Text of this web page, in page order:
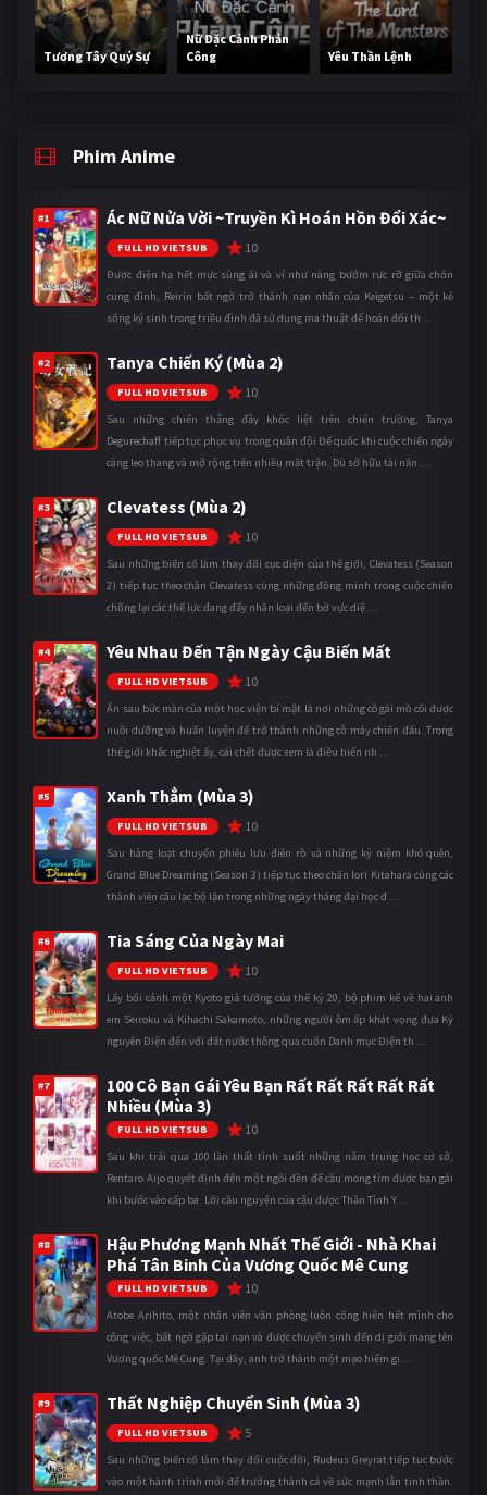
Tương Tây Quỷ Sự
Nữ Đặc Cảnh Phản
Công
Yêu Thần Lệnh
Phim Anime
#1 Ác Nữ Nửa Vời ~Truyền Kì Hoán Hồn Đổi Xác~
FULL HD VIETSUB 10
Được điện hạ hết mực sủng ái và ví như nàng bướm rực rỡ giữa chốn
cung đình, Reirin bất ngờ trở thành nạn nhân của Keigetsu – một kẻ
sống ký sinh trong triều đình đã sử dụng ma thuật để hoán đổi th ...
#2 Tanya Chiến Ký (Mùa 2)
FULL HD VIETSUB 10
Sau những chiến thắng đầy khốc liệt trên chiến trường, Tanya
Degurechaff tiếp tục phục vụ trong quân đội Đế quốc khi cuộc chiến ngày
càng leo thang và mở rộng trên nhiều mặt trận. Dù sở hữu tài năn ...
#3 Clevatess (Mùa 2)
FULL HD VIETSUB 10
Sau những biến cố làm thay đổi cục diện của thế giới, Clevatess (Season
2) tiếp tục theo chân Clevatess cùng những đồng minh trong cuộc chiến
chống lại các thế lực đang đẩy nhân loại đến bờ vực diệ ...
#4 Yêu Nhau Đến Tận Ngày Cậu Biến Mất
FULL HD VIETSUB 10
Ẩn sau bức màn của một học viện bí mật là nơi những cô gái mồ côi được
nuôi dưỡng và huấn luyện để trở thành những cỗ máy chiến đấu. Trong
thế giới khắc nghiệt ấy, cái chết được xem là điều hiển nh ...
#5 Xanh Thẳm (Mùa 3)
FULL HD VIETSUB 10
Sau hàng loạt chuyến phiêu lưu điên rồ và những kỷ niệm khó quên,
Grand Blue Dreaming (Season 3) tiếp tục theo chân Iori Kitahara cùng các
thành viên câu lạc bộ lặn trong những ngày tháng đại học đ ...
#6 Tia Sáng Của Ngày Mai
FULL HD VIETSUB 10
Lấy bối cảnh một Kyoto giả tưởng của thế kỷ 20, bộ phim kể về hai anh
em Seiroku và Kihachi Sakamoto, những người ôm ấp khát vọng đưa Kỷ
nguyên Điện đến với đất nước thông qua cuốn Danh mục Điện th ...
#7
100 Cô Bạn Gái Yêu Bạn Rất Rất Rất Rất Rất
Nhiều (Mùa 3)
FULL HD VIETSUB 10
Sau khi trải qua 100 lần thất tình suốt những năm trung học cơ sở,
Rentaro Aijo quyết định đến một ngôi đền để cầu mong tìm được bạn gái
khi bước vào cấp ba. Lời cầu nguyện của cậu được Thần Tình Y ...
#8
Hậu Phương Mạnh Nhất Thế Giới - Nhà Khai
Phá Tân Binh Của Vương Quốc Mê Cung
FULL HD VIETSUB 10
Atobe Arihito, một nhân viên văn phòng luôn cống hiến hết mình cho
công việc, bất ngờ gặp tai nạn và được chuyển sinh đến dị giới mang tên
Vương quốc Mê Cung. Tại đây, anh trở thành một mạo hiểm gi ...
#9 Thất Nghiệp Chuyển Sinh (Mùa 3)
FULL HD VIETSUB 5
Sau những biến cố làm thay đổi cuộc đời, Rudeus Greyrat tiếp tục bước
vào một hành trình mới để trưởng thành cả về sức mạnh lẫn tinh thần.